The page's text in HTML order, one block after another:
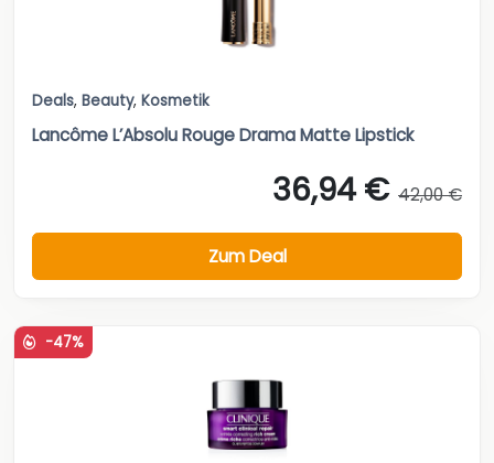
Deals, Beauty, Kosmetik
Lancôme L’Absolu Rouge Drama Matte Lipstick
36,94 € 42,00 €
Zum Deal
-47%